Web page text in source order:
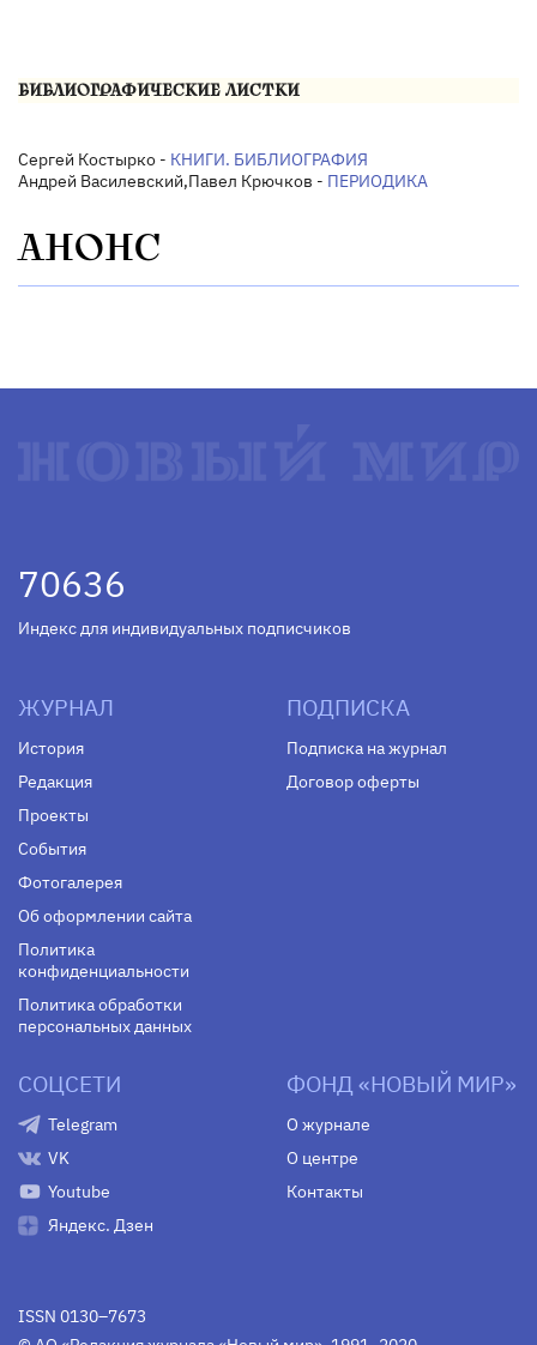
БИБЛИОГРАФИЧЕСКИЕ ЛИСТКИ
Сергей Костырко - КНИГИ. БИБЛИОГРАФИЯ
Андрей Василевский,Павел Крючков - ПЕРИОДИКА
АНОНС
70636
Индекс для индивидуальных подписчиков
ЖУРНАЛ
История
Редакция
Проекты
События
Фотогалерея
Об оформлении сайта
Политика
конфиденциальности
Политика обработки
персональных данных
ПОДПИСКА
Подписка на журнал
Договор оферты
СОЦСЕТИ
Telegram
VK
Youtube
Яндекс. Дзен
ФОНД «НОВЫЙ МИР»
О журнале
О центре
Контакты
ISSN 0130–7673